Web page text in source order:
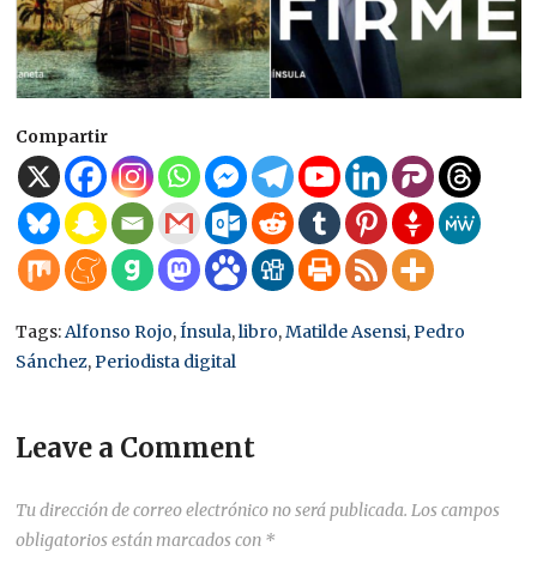
Compartir
Tags: Alfonso Rojo,Ínsula,libro,Matilde Asensi, Pedro
Sánchez, Periodista digital
Leave a Comment
Tu dirección de correo electrónico no será publicada. Los campos
obligatorios están marcados con *